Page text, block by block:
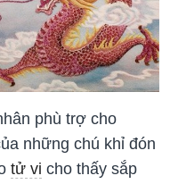
phù trợ cho
những chú khỉ đón
tử vi cho thấy sắp